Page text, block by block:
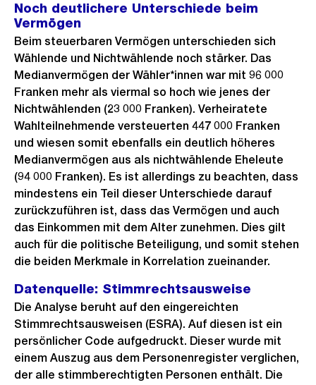
Noch deutlichere Unterschiede beim
Vermögen
Beim steuerbaren Vermögen unterschieden sich
Wählende und Nichtwählende noch stärker. Das
Medianvermögen der Wähler*innen war mit 96 000
Franken mehr als viermal so hoch wie jenes der
Nichtwählenden (23 000 Franken). Verheiratete
Wahlteilnehmende versteuerten 447 000 Franken
und wiesen somit ebenfalls ein deutlich höheres
Medianvermögen aus als nichtwählende Eheleute
(94 000 Franken). Es ist allerdings zu beachten, dass
mindestens ein Teil dieser Unterschiede darauf
zurückzuführen ist, dass das Vermögen und auch
das Einkommen mit dem Alter zunehmen. Dies gilt
auch für die politische Beteiligung, und somit stehen
die beiden Merkmale in Korrelation zueinander.
Datenquelle: Stimmrechtsausweise
Die Analyse beruht auf den eingereichten
Stimmrechtsausweisen (ESRA). Auf diesen ist ein
persönlicher Code aufgedruckt. Dieser wurde mit
einem Auszug aus dem Personenregister verglichen,
der alle stimmberechtigten Personen enthält. Die